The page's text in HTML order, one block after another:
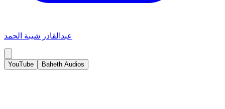
عبدالقادر شيبة الحمد
YouTube Baheth Audios